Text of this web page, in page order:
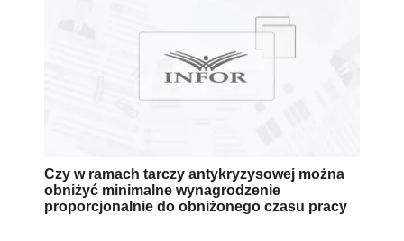
Czy w ramach tarczy antykryzysowej można
obniżyć minimalne wynagrodzenie
proporcjonalnie do obniżonego czasu pracy